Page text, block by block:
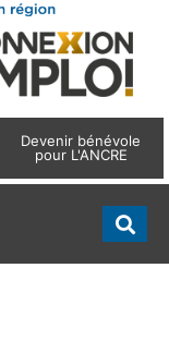
Devenir bénévole
pour L'ANCRE